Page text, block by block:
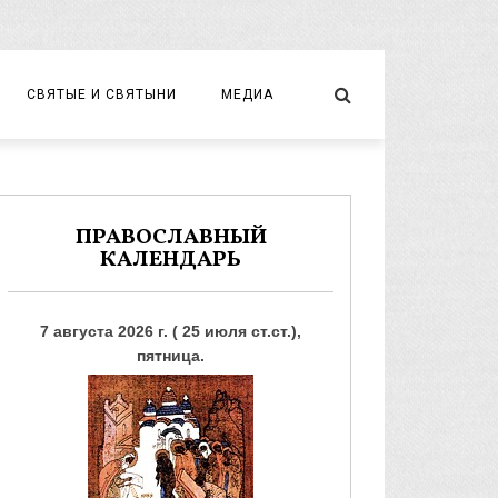
СВЯТЫЕ И СВЯТЫНИ МЕДИА
ФОТО
ПРАВОСЛАВНЫЙ
КАЛЕНДАРЬ
7 августа 2026 г. ( 25 июля ст.ст.),
пятница.